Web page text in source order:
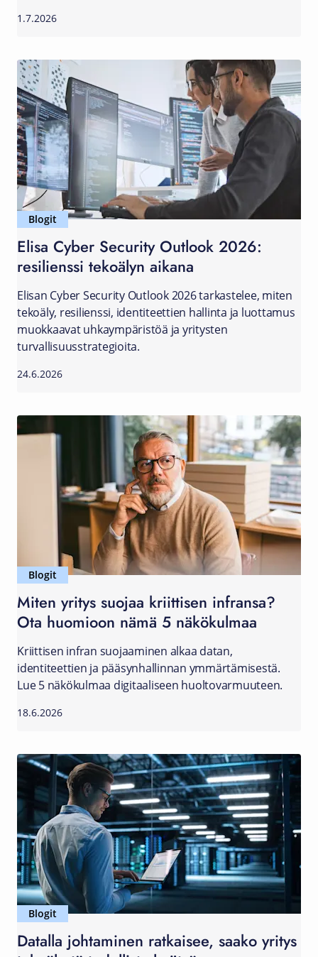
1.7.2026
Blogit
Elisa Cyber Security Outlook 2026:
resilienssi tekoälyn aikana
Elisan Cyber Security Outlook 2026 tarkastelee, miten
tekoäly, resilienssi, identiteettien hallinta ja luottamus
muokkaavat uhkaympäristöä ja yritysten
turvallisuusstrategioita.
24.6.2026
Blogit
Miten yritys suojaa kriittisen infransa?
Ota huomioon nämä 5 näkökulmaa
Kriittisen infran suojaaminen alkaa datan,
identiteettien ja pääsynhallinnan ymmärtämisestä.
Lue 5 näkökulmaa digitaaliseen huoltovarmuuteen.
18.6.2026
Blogit
Datalla johtaminen ratkaisee, saako yritys